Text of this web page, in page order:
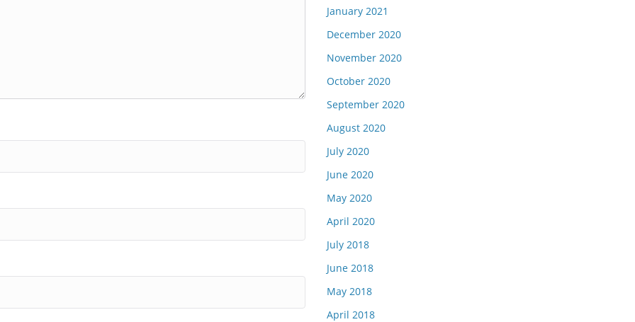
January 2021
December 2020
November 2020
October 2020
September 2020
August 2020
July 2020
June 2020
May 2020
April 2020
July 2018
June 2018
May 2018
April 2018